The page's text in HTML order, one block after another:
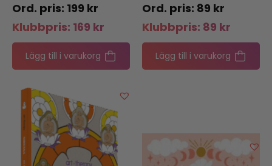
199 kr
Klubbpris: 169 kr
Lägg till i varukorg
ytmönster 89 kr
Klubbpris: 89 kr
Lägg till i varukorg